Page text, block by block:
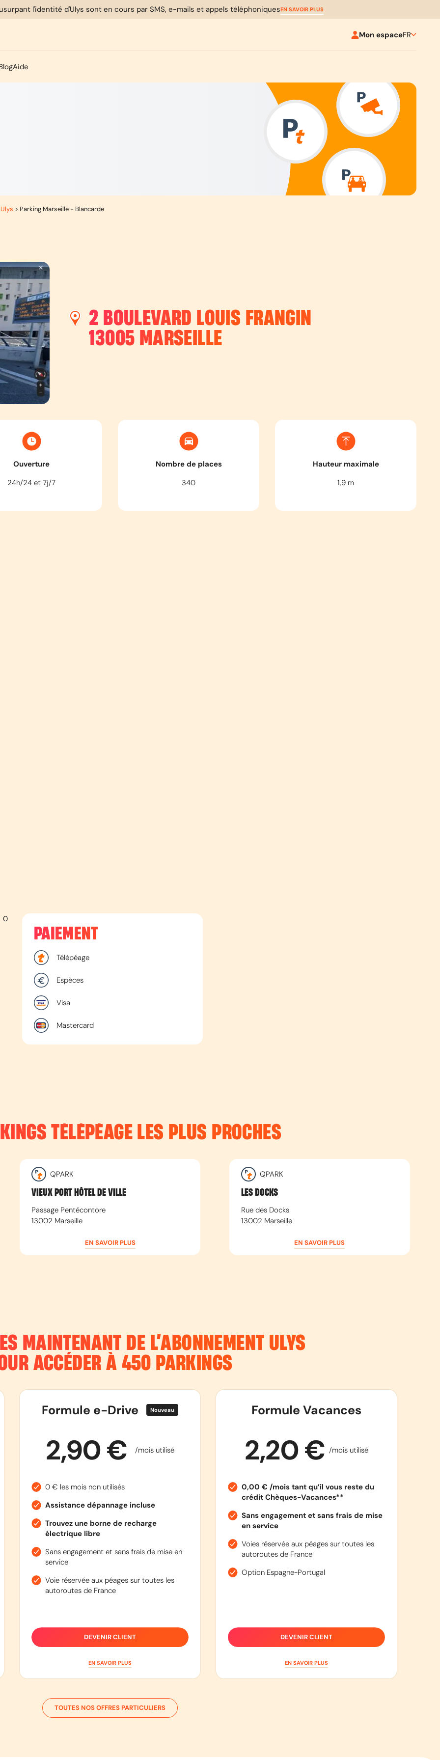
l'identité d'Ulys sont en cours par SMS, e-mails et appels téléphoniquesEN SAVOIR PLUS
Mon espaceFR
Aide
> Parking Marseille - Blancarde
2 BOULEVARD LOUIS FRANGIN
13005 MARSEILLE
Ouverture
24h/24 et 7j/7
Nombre de places
340
Hauteur maximale
1,9 m
0
PAIEMENT
Télépéage
Espèces
Visa
Mastercard
TÉLÉPÉAGE LES PLUS PROCHES
QPARK
VIEUX PORT HÔTEL DE VILLE
Passage Pentécontore
13002 Marseille
EN SAVOIR PLUS
QPARK
LES DOCKS
Rue des Docks
13002 Marseille
EN SAVOIR PLUS
MAINTENANT DE L’ABONNEMENT ULYS
ACCÉDER À 450 PARKINGS
Formule e-Drive Nouveau
2,90 € /mois utilisé
0 € les mois non utilisés
Assistance dépannage incluse
Trouvez une borne de recharge
électrique libre
Sans engagement et sans frais de mise en
service
Voie réservée aux péages sur toutes les
autoroutes de France
DEVENIR CLIENT
EN SAVOIR PLUS
Formule Vacances
2,20 € /mois utilisé
0,00 € /mois tant qu’il vous reste du
crédit Chèques-Vacances**
Sans engagement et sans frais de mise
en service
Voies réservée aux péages sur toutes les
autoroutes de France
Option Espagne-Portugal
DEVENIR CLIENT
EN SAVOIR PLUS
TOUTES NOS OFFRES PARTICULIERS